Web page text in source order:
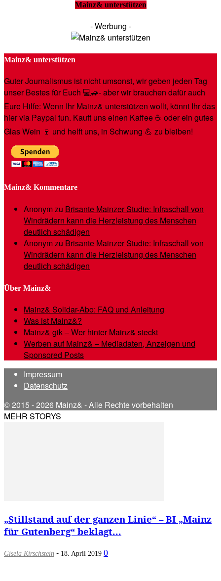
Mainz& unterstützen
- Werbung -
Mainz& unterstützen
Guter Journalismus ist nicht umsonst, wir geben jeden Tag
unser Bestes für Euch 💻🚙- aber wir brauchen dafür auch
Eure Hilfe: Wenn Ihr Mainz& unterstützen wollt, könnt Ihr das
hier via Paypal tun. Kauft uns einen Kaffee ☕️ oder ein gutes
Glas Wein 🍷 und helft uns, in Schwung 💪 zu bleiben!
Mainz& Kommentare
Anonymzu Brisante Mainzer Studie: Infraschall von
Windrädern kann die Herzleistung des Menschen
deutlich schädigen
Anonymzu Brisante Mainzer Studie: Infraschall von
Windrädern kann die Herzleistung des Menschen
deutlich schädigen
Über Mainz&
Mainz& Solidar-Abo: FAQ und Anleitung
Was ist Mainz&?
Mainz& gik – Wer hinter Mainz& steckt
Werben auf Mainz& – Mediadaten, Anzeigen und
Sponsored Posts
Impressum
Datenschutz
© 2015 - 2026 Mainz& - Alle Rechte vorbehalten
MEHR STORYS
„Stillstand auf der ganzen Linie“ – BI „Mainz
für Gutenberg“ beklagt...
Gisela Kirschstein - 18. April 2019 0